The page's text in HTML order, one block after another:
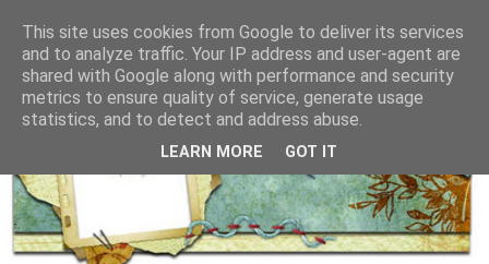
This site uses cookies from Google to deliver its services
and to analyze traffic. Your IP address and user-agent are
shared with Google along with performance and security
metrics to ensure quality of service, generate usage
statistics, and to detect and address abuse.
LEARN MORE GOT IT